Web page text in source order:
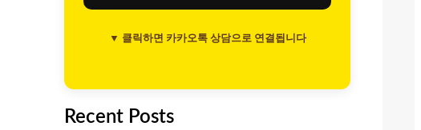
▼ 클릭하면 카카오톡 상담으로 연결됩니다
Recent Posts